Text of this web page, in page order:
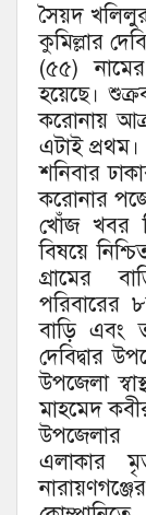
সৈয়দ খলিলুর
কুমিল্লার
(৫৫)
হয়েছে।
করোনায়
এটাই প্রথম।
শনিবার
করোনার
খোঁজ খবর
বিষয়ে
গ্রামের
পরিবারের
বাড়ি এবং
দেবিদ্বার
উপজেলা
মাহমেদ
উপজেলার
এলাকার